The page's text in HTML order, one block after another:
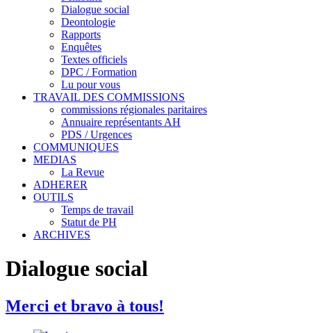
Dialogue social
Deontologie
Rapports
Enquêtes
Textes officiels
DPC / Formation
Lu pour vous
TRAVAIL DES COMMISSIONS
commissions régionales paritaires
Annuaire représentants AH
PDS / Urgences
COMMUNIQUES
MEDIAS
La Revue
ADHERER
OUTILS
Temps de travail
Statut de PH
ARCHIVES
Dialogue social
Merci et bravo à tous!